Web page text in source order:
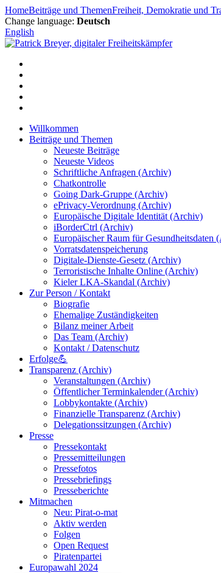
Zum
Inhalt
springen
HomeBeiträge und ThemenFreiheit, Demokratie und
Change language: Deutsch
English
Willkommen
Beiträge und Themen
Neueste Beiträge
Neueste Videos
Schriftliche Anfragen (Archiv)
Chatkontrolle
Going Dark-Gruppe (Archiv)
ePrivacy-Verordnung (Archiv)
Europäische Digitale Identität (Archiv)
iBorderCtrl (Archiv)
Europäischer Raum für Gesundheitsdaten
Vorratsdatenspeicherung
Digitale-Dienste-Gesetz (Archiv)
Terroristische Inhalte Online (Archiv)
Kieler LKA-Skandal (Archiv)
Zur Person / Kontakt
Biografie
Ehemalige Zuständigkeiten
Bilanz meiner Arbeit
Das Team (Archiv)
Kontakt / Datenschutz
Erfolge💪
Transparenz (Archiv)
Veranstaltungen (Archiv)
Öffentlicher Terminkalender (Archiv)
Lobbykontakte (Archiv)
Finanzielle Transparenz (Archiv)
Delegationssitzungen (Archiv)
Presse
Pressekontakt
Pressemitteilungen
Pressefotos
Pressebriefings
Presseberichte
Mitmachen
Neu: Pirat-o-mat
Aktiv werden
Folgen
Open Request
Piratenpartei
Europawahl 2024